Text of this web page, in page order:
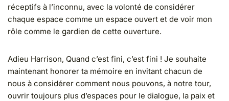
réceptifs à l’inconnu, avec la volonté de considérer
chaque espace comme un espace ouvert et de voir mon
rôle comme le gardien de cette ouverture.
Adieu Harrison, Quand c’est fini, c’est fini ! Je souhaite
maintenant honorer ta mémoire en invitant chacun de
nous à considérer comment nous pouvons, à notre tour,
ouvrir toujours plus d’espaces pour le dialogue, la paix et